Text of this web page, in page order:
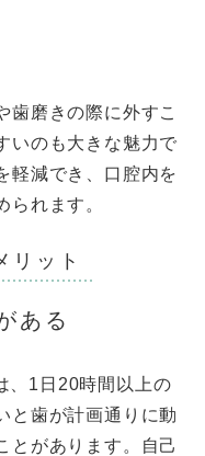
歯磨きの際に外すこ
いのも大きな魅力で
軽減でき、口腔内を
られます。
リット
ある
、1日20時間以上の
と歯が計画通りに動
とがあります。自己